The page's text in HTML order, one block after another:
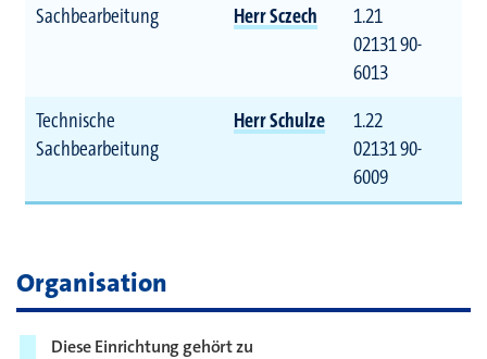
Sachbearbeitung
Herr Sczech
1.21
02131 90-
6013
Technische
Sachbearbeitung
Herr Schulze
1.22
02131 90-
6009
Organisation
Diese Einrichtung gehört zu